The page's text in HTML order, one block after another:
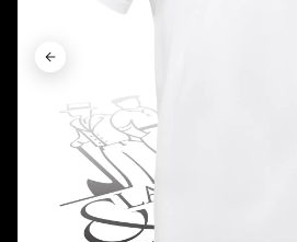


